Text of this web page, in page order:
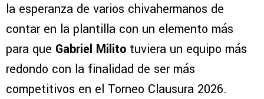
la esperanza de varios chivahermanos de
contar en la plantilla con un elemento más
para que Gabriel Milito tuviera un equipo más
redondo con la finalidad de ser más
competitivos en el Torneo Clausura 2026.